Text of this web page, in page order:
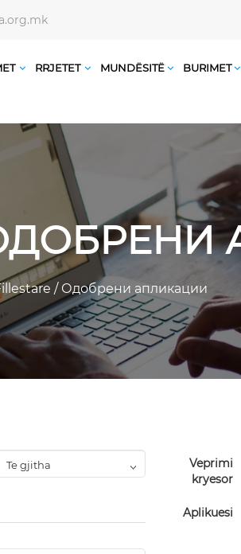
RRJETET MUNDËSITË BURIMET
:
/Одобрени апликации
Veprimi
kryesor
Aplikuesi